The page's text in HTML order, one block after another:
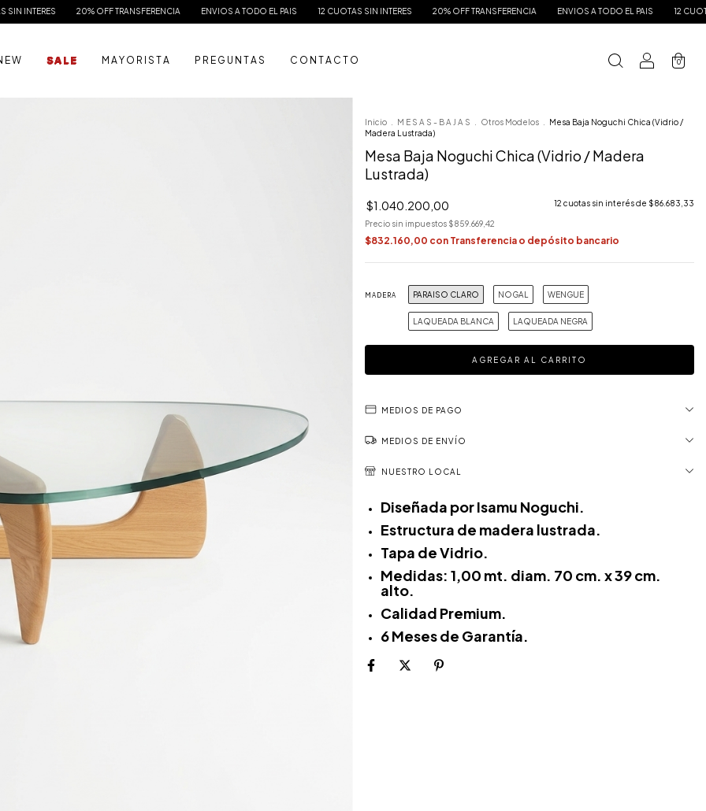
OFF TRANSFERENCIA ENVIOS A TODO EL PAIS 12 CUOTAS SIN INTERES 20% OFF TRANSFERENCIA ENVIOS A TODO EL PAIS 12 CUOTAS SIN INTERES
E W S A L E M A Y O R I S T A P R E G U N T A S C O N T A C T O 0
Inicio M E S A S - B A J A S Otros Modelos
Mesa Baja Noguchi Chica (Vidrio /
Madera Lustrada)
Mesa Baja Noguchi Chica (Vidrio / Madera
Lustrada)
$1.040.200,00 12 cuotas sin interés de $86.683,33
Precio sin impuestos $859.669,42
$832.160,00 con Transferencia o depósito bancario
MADERA PARAISO CLARO NOGAL WENGUE
LAQUEADA BLANCA LAQUEADA NEGRA
MEDIOS DE PAGO
MEDIOS DE ENVÍO
NUESTRO LOCAL
Diseñada por Isamu Noguchi.
Estructura de madera lustrada.
Tapa de Vidrio.
Medidas: 1,00 mt. diam. 70 cm. x 39 cm.
alto.
Calidad Premium.
6 Meses de Garantía.